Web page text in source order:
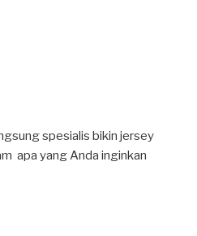
spesialis bikin jersey
apa yang Anda inginkan